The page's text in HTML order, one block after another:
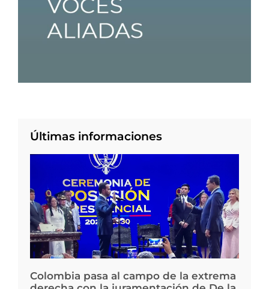
Últimas informaciones
Colombia pasa al campo de la extrema